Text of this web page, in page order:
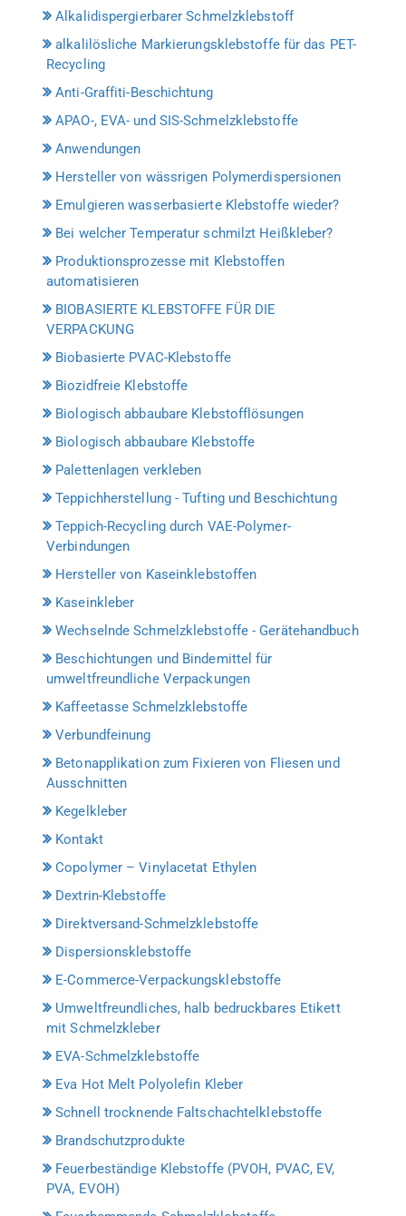
Alkalidispergierbarer Schmelzklebstoff
alkalilösliche Markierungsklebstoffe für das PET-
Recycling
Anti-Graffiti-Beschichtung
APAO-, EVA- und SIS-Schmelzklebstoffe
Anwendungen
Hersteller von wässrigen Polymerdispersionen
Emulgieren wasserbasierte Klebstoffe wieder?
Bei welcher Temperatur schmilzt Heißkleber?
Produktionsprozesse mit Klebstoffen
automatisieren
BIOBASIERTE KLEBSTOFFE FÜR DIE
VERPACKUNG
Biobasierte PVAC-Klebstoffe
Biozidfreie Klebstoffe
Biologisch abbaubare Klebstofflösungen
Biologisch abbaubare Klebstoffe
Palettenlagen verkleben
Teppichherstellung - Tufting und Beschichtung
Teppich-Recycling durch VAE-Polymer-
Verbindungen
Hersteller von Kaseinklebstoffen
Kaseinkleber
Wechselnde Schmelzklebstoffe - Gerätehandbuch
Beschichtungen und Bindemittel für
umweltfreundliche Verpackungen
Kaffeetasse Schmelzklebstoffe
Verbundfeinung
Betonapplikation zum Fixieren von Fliesen und
Ausschnitten
Kegelkleber
Kontakt
Copolymer – Vinylacetat Ethylen
Dextrin-Klebstoffe
Direktversand-Schmelzklebstoffe
Dispersionsklebstoffe
E-Commerce-Verpackungsklebstoffe
Umweltfreundliches, halb bedruckbares Etikett
mit Schmelzkleber
EVA-Schmelzklebstoffe
Eva Hot Melt Polyolefin Kleber
Schnell trocknende Faltschachtelklebstoffe
Brandschutzprodukte
Feuerbeständige Klebstoffe (PVOH, PVAC, EV,
PVA, EVOH)